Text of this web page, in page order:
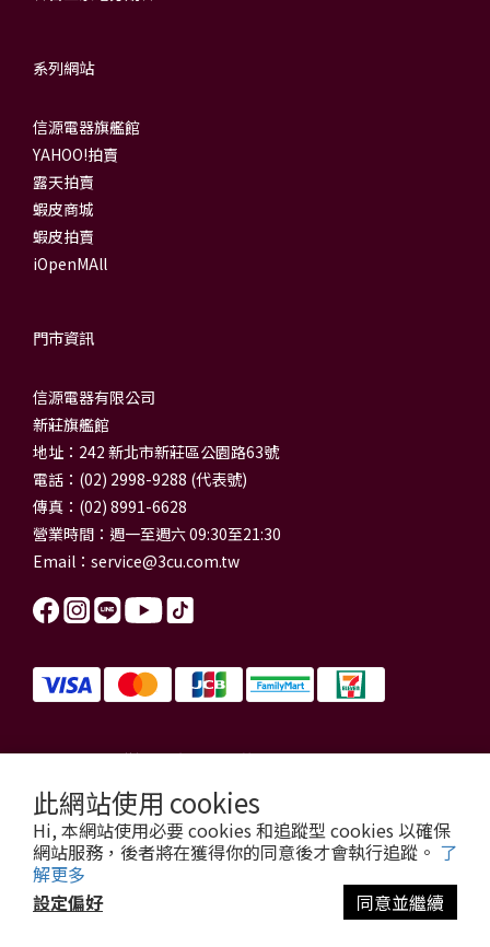
此網站使用 cookies
Hi, 本網站使用必要 cookies 和追蹤型 cookies 以確保
網站服務，後者將在獲得你的同意後才會執行追蹤。 了
解更多
設定偏好
同意並繼續
系列網站
信源電器旗艦館
YAHOO!拍賣
露天拍賣
蝦皮商城
蝦皮拍賣
iOpenMAll
門市資訊
信源電器有限公司
新莊旗艦館
地址：242 新北市新莊區公園路63號
電話：(02) 2998-9288 (代表號)
傳真：(02) 8991-6628
營業時間：週一至週六 09:30至21:30
Email： service@3cu.com.tw
信源電器有限公司 統一編號：84179325
信源電器 版權所有
copyright © 2026 3cu.com.tw All Rights Reserved.